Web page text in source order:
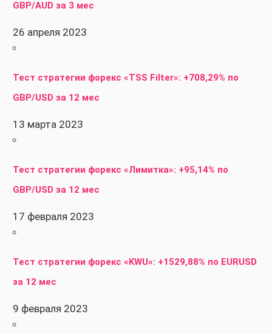
GBP/AUD за 3 мес
26 апреля 2023
Тест стратегии форекс «TSS Filter»: +708,29% по
GBP/USD за 12 мес
13 марта 2023
Тест стратегии форекс «Лимитка»: +95,14% по
GBP/USD за 12 мес
17 февраля 2023
Тест стратегии форекс «KWU»: +1529,88% по EURUSD
за 12 мес
9 февраля 2023